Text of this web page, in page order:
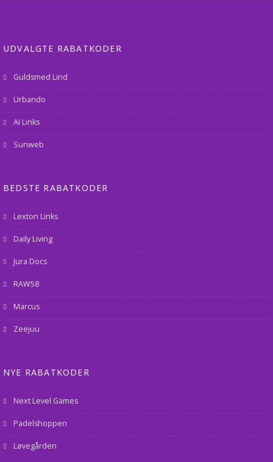
UDVALGTE RABATKODER
Guldsmed Lind
Urbando
AI Links
Sunweb
BEDSTE RABATKODER
Lexton Links
Daily Living
Jura Docs
RAW58
Marcus
Zeejuu
NYE RABATKODER
Next Level Games
Padelshoppen
Løvegården